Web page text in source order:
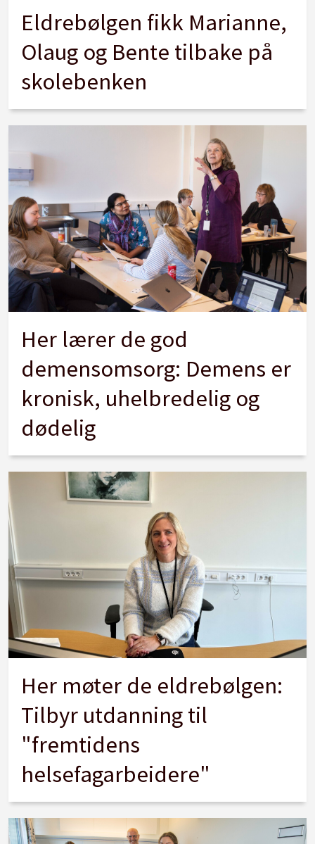
Eldrebølgen fikk Marianne,
Olaug og Bente tilbake på
skolebenken
Her lærer de god
demensomsorg: Demens er
kronisk, uhelbredelig og
dødelig
Her møter de eldrebølgen:
Tilbyr utdanning til
"fremtidens
helsefagarbeidere"